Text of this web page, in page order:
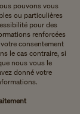
pouvons vous
ou particulières
pour des
renforcées
consentement
le cas contraire, si
nous vous le
donné votre